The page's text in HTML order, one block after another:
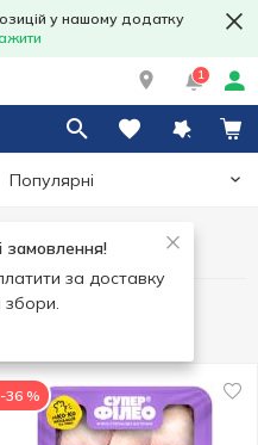
у нашому додатку
1
Популярні
замовлення!
за доставку
збори.
-36 %